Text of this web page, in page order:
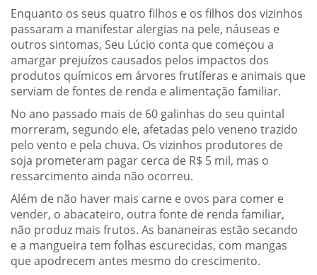
Enquanto os seus quatro filhos e os filhos dos vizinhos
passaram a manifestar alergias na pele, náuseas e
outros sintomas, Seu Lúcio conta que começou a
amargar prejuízos causados pelos impactos dos
produtos químicos em árvores frutíferas e animais que
serviam de fontes de renda e alimentação familiar.
No ano passado mais de 60 galinhas do seu quintal
morreram, segundo ele, afetadas pelo veneno trazido
pelo vento e pela chuva. Os vizinhos produtores de
soja prometeram pagar cerca de R$ 5 mil, mas o
ressarcimento ainda não ocorreu.
Além de não haver mais carne e ovos para comer e
vender, o abacateiro, outra fonte de renda familiar,
não produz mais frutos. As bananeiras estão secando
e a mangueira tem folhas escurecidas, com mangas
que apodrecem antes mesmo do crescimento.